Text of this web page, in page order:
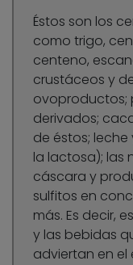
Éstos son los
como trigo,
centeno,
crustáceos y
ovoproductos;
derivados;
de éstos;
la lactosa); las
cáscara y
sulfitos en
más. Es decir,
y las bebidas
adviertan en